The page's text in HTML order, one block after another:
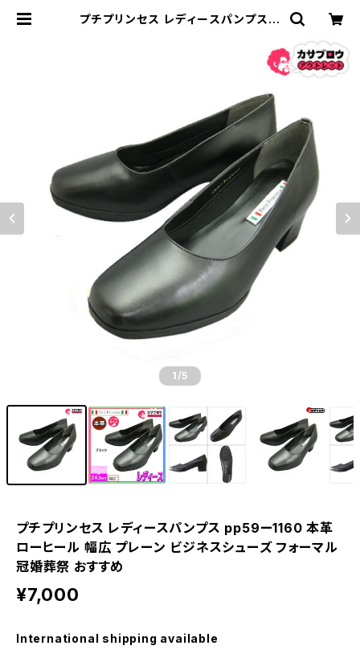
プチプリンセス レディースパンプス p
冠婚葬祭 おすすめ | 長靴・サンダル
1 /5
プチプリンセス レディースパンプス pp59ー1160 本革
ローヒール 幅広 プレーン ビジネスシューズ フォーマル
冠婚葬祭 おすすめ
¥7,000
International shipping available